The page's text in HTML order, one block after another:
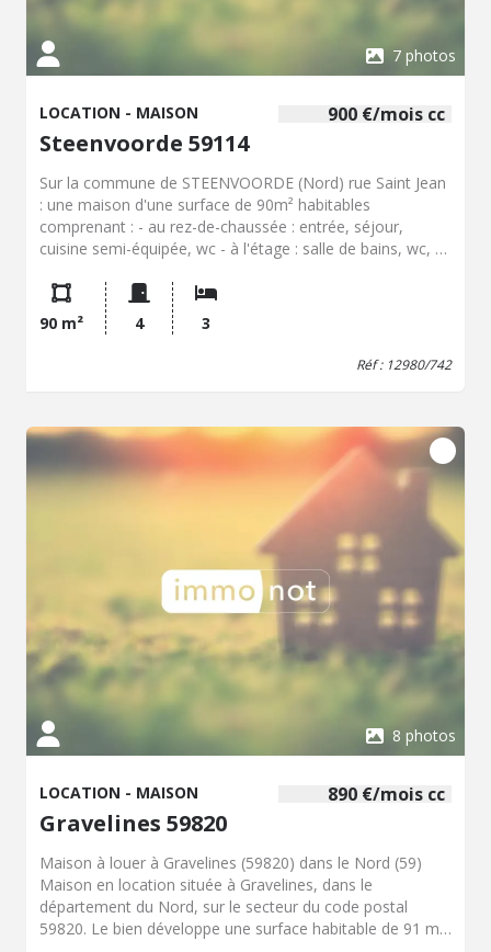
7 photos
900 €/mois cc
LOCATION - MAISON
Steenvoorde 59114
Sur la commune de STEENVOORDE (Nord) rue Saint Jean
: une maison d'une surface de 90m² habitables
comprenant : - au rez-de-chaussée : entrée, séjour,
cuisine semi-équipée, wc - à l'étage : salle de bains, wc, 3
900 EUR . Disponible le 1er Septembre 2026 1er contact
par mail UNIQUEMENT.
90 m² 4 3
Réf : 12980/742
8 photos
890 €/mois cc
LOCATION - MAISON
Gravelines 59820
Maison à louer à Gravelines (59820) dans le Nord (59)
Maison en location située à Gravelines, dans le
département du Nord, sur le secteur du code postal
59820. Le bien développe une surface habitable de 91 m²